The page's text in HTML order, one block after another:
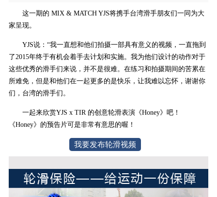
这一期的 MIX & MATCH YJS将携手台湾滑手朋友们一同为大
家呈现。
YJS说：“我一直想和他们拍摄一部具有意义的视频，一直拖到
了2015年终于有机会着手去计划和实施。我为他们设计的动作对于
这些优秀的滑手们来说，并不是很难。在练习和拍摄期间的苦累在
所难免，但是和他们在一起更多的是快乐，让我难以忘怀，谢谢你
们，台湾的滑手们。
一起来欣赏YJS x TIR 的创意轮滑表演《Honey》吧！
《Honey》的预告片可是非常有意思的喔！
我要发布轮滑视频